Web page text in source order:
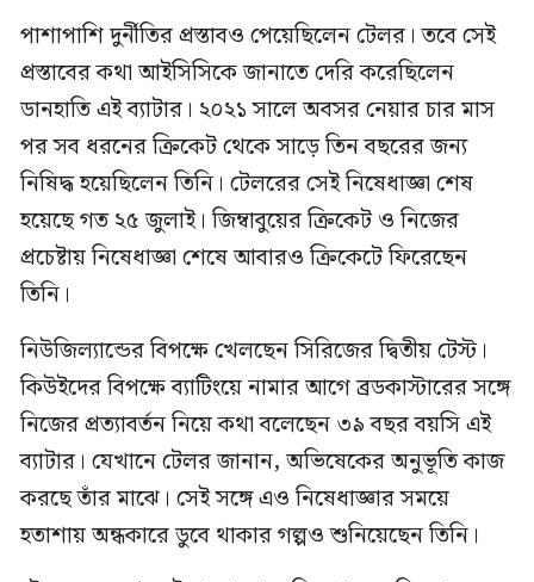
পাশাপাশি দুর্নীতির প্রস্তাবও পেয়েছিলেন টেলর। তবে সেই
প্রস্তাবের কথা আইসিসিকে জানাতে দেরি করেছিলেন
ডানহাতি এই ব্যাটার। ২০২১ সালে অবসর নেয়ার চার মাস
পর সব ধরনের ক্রিকেট থেকে সাড়ে তিন বছরের জন্য
নিষিদ্ধ হয়েছিলেন তিনি। টেলরের সেই নিষেধাজ্ঞা শেষ
হয়েছে গত ২৫ জুলাই। জিম্বাবুয়ের ক্রিকেট ও নিজের
প্রচেষ্টায় নিষেধাজ্ঞা শেষে আবারও ক্রিকেটে ফিরেছেন
তিনি।
নিউজিল্যান্ডের বিপক্ষে খেলছেন সিরিজের দ্বিতীয় টেস্ট।
কিউইদের বিপক্ষে ব্যাটিংয়ে নামার আগে ব্রডকাস্টারের সঙ্গে
নিজের প্রত্যাবর্তন নিয়ে কথা বলেছেন ৩৯ বছর বয়সি এই
ব্যাটার। যেখানে টেলর জানান, অভিষেকের অনুভূতি কাজ
করছে তাঁর মাঝে। সেই সঙ্গে এও নিষেধাজ্ঞার সময়ে
হতাশায় অন্ধকারে ডুবে থাকার গল্পও শুনিয়েছেন তিনি।